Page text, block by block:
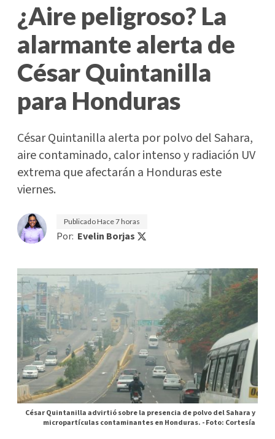
¿Aire peligroso? La
alarmante alerta de
César Quintanilla
para Honduras
César Quintanilla alerta por polvo del Sahara,
aire contaminado, calor intenso y radiación UV
extrema que afectarán a Honduras este
viernes.
PublicadoHace 7 horas
Por: Evelin Borjas
César Quintanilla advirtió sobre la presencia de polvo del Sahara y
micropartículas contaminantes en Honduras. -Foto: Cortesía